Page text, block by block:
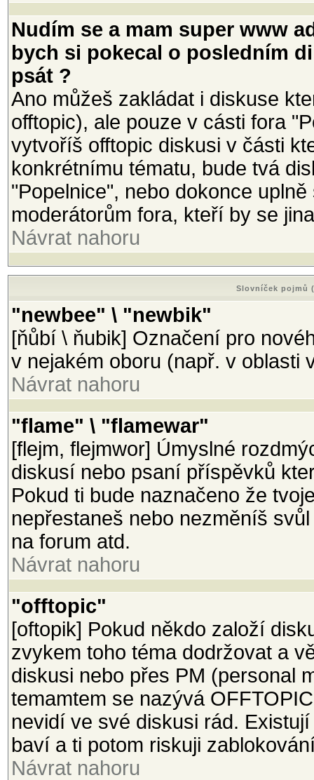
Nudím se a mam super www
bych si pokecal o posledním
psát ?
Ano můžeš zakládat i diskuse
offtopic), ale pouze v cásti fora
vytvoříš offtopic diskusi v části
konkrétnímu tématu, bude tvá
"Popelnice", nebo dokonce
moderátorům fora, kteří by se
Návrat nahoru
Slovníček pojmů
"newbee" \ "newbik"
[ňůbí \ ňubik] Označení pro
v nejakém oboru (např. v oblasti
Návrat nahoru
"flame" \ "flamewar"
[flejm, flejmwor] Úmyslné
diskusí nebo psaní příspěvků
Pokud ti bude naznačeno že
nepřestaneš nebo nezměníš
na forum atd.
Návrat nahoru
"offtopic"
[oftopik] Pokud někdo založí
zvykem toho téma dodržovat a
diskusi nebo přes PM (personal
temamtem se nazývá
nevidí ve své diskusi rád.
baví a ti potom riskuji
Návrat nahoru